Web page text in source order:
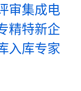
审集成电
精特新企
入库专家